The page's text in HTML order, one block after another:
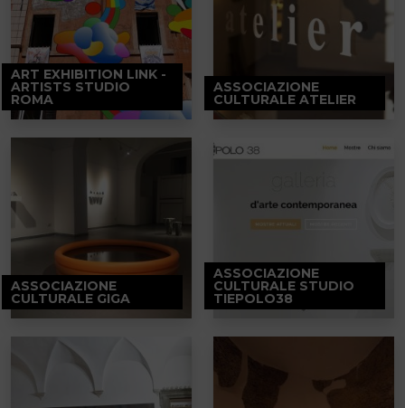
ART EXHIBITION LINK -
ARTISTS STUDIO
ROMA
ASSOCIAZIONE
CULTURALE ATELIER
ASSOCIAZIONE
CULTURALE GIGA
ASSOCIAZIONE
CULTURALE STUDIO
TIEPOLO38